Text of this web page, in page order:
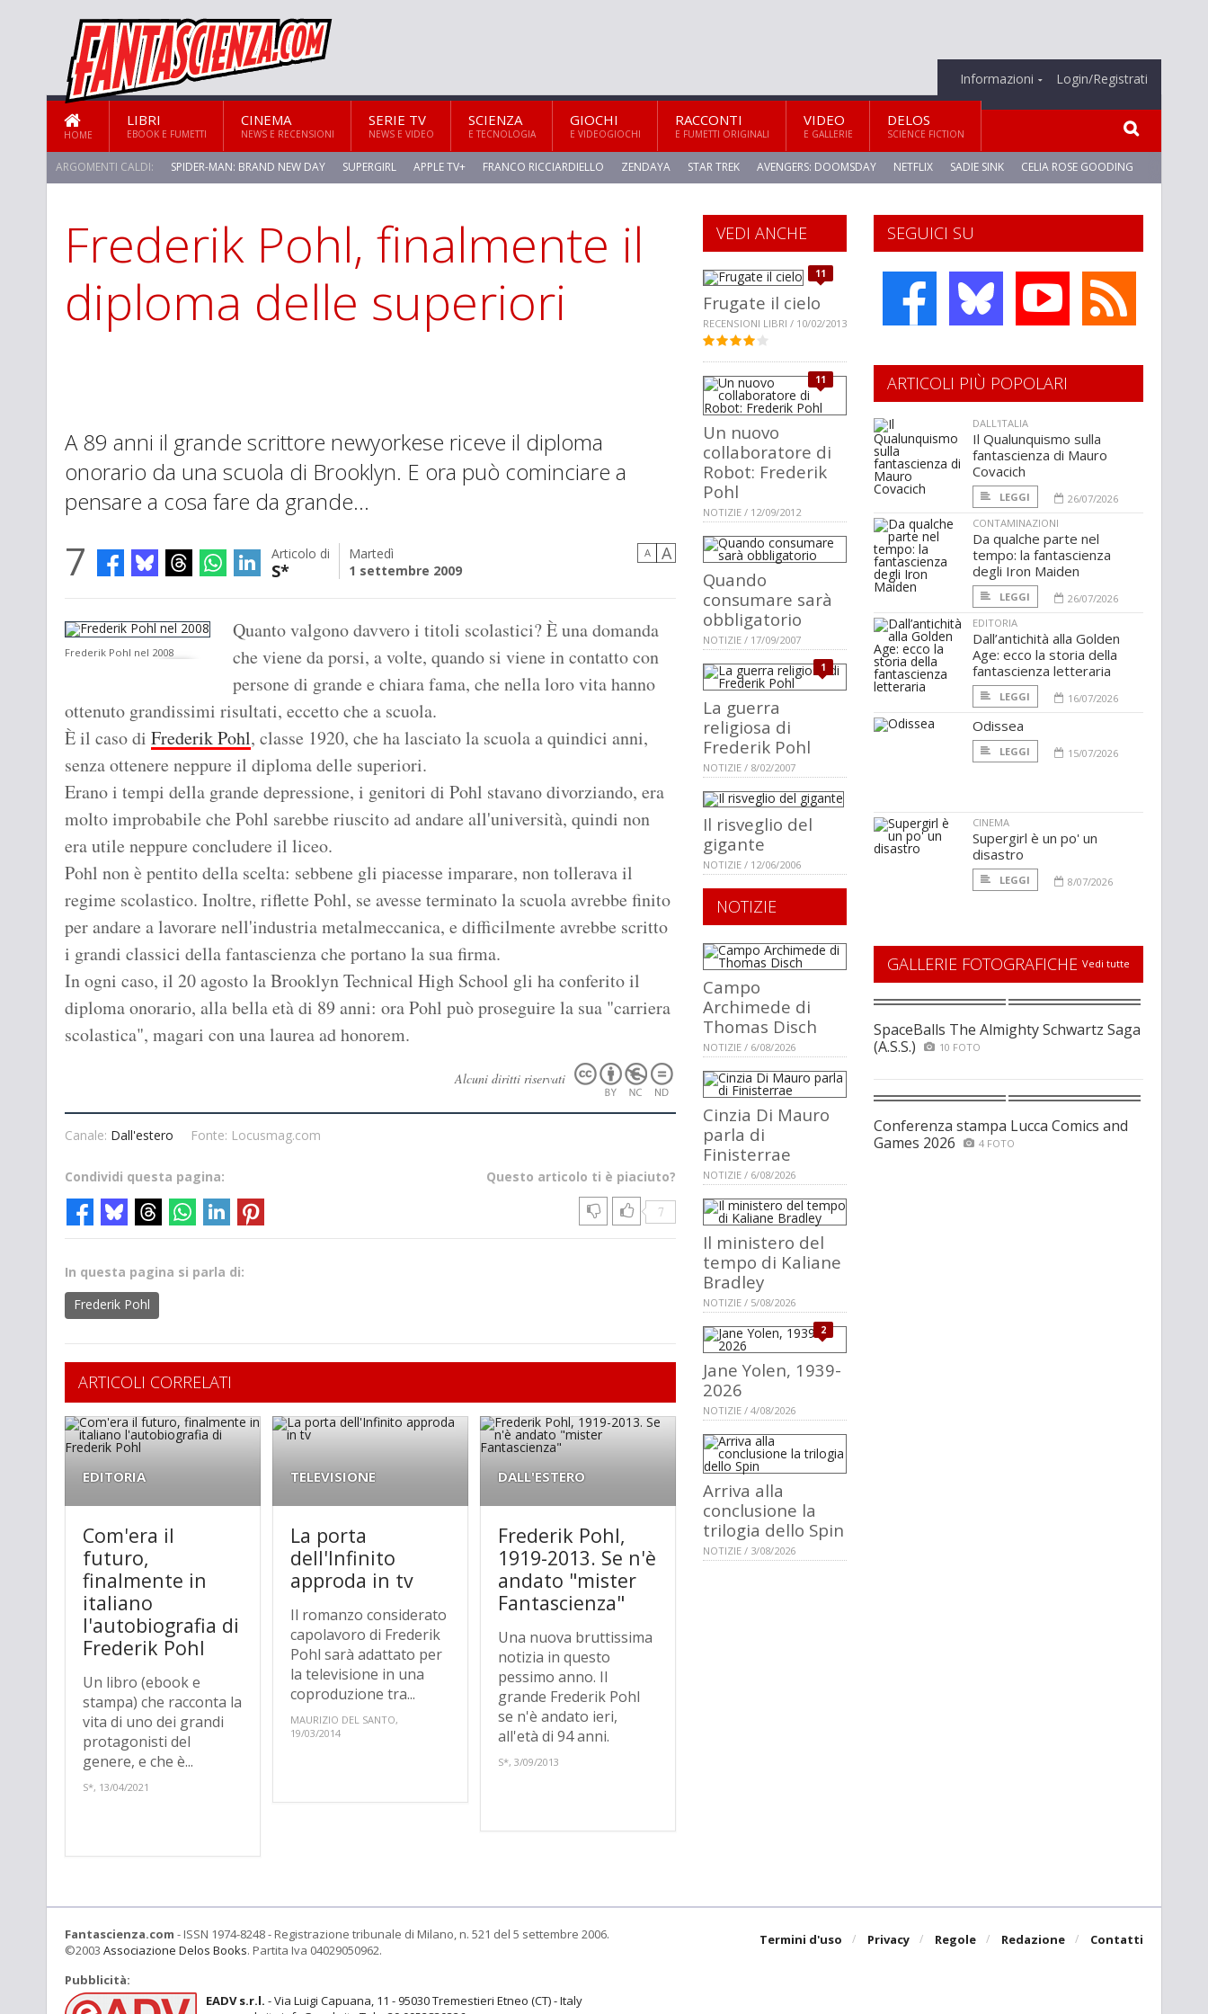
Informazioni Login/Registrati
HOME
LIBRI
EBOOK E FUMETTI
CINEMA
NEWS E RECENSIONI
SERIE TV
NEWS E VIDEO
SCIENZA
E TECNOLOGIA
GIOCHI
E VIDEOGIOCHI
RACCONTI
E FUMETTI ORIGINALI
VIDEO
E GALLERIE
DELOS
SCIENCE FICTION
ARGOMENTI CALDI: SPIDER-MAN: BRAND NEW DAY SUPERGIRL APPLE TV+ FRANCO RICCIARDIELLO ZENDAYA STAR TREK AVENGERS: DOOMSDAY NETFLIX SADIE SINK CELIA ROSE GOODING
Frederik Pohl, finalmente il
diploma delle superiori
A 89 anni il grande scrittore newyorkese riceve il diploma
onorario da una scuola di Brooklyn. E ora può cominciare a
pensare a cosa fare da grande...
7 Articolo di
S*
Martedì
1 settembre 2009
A A
Frederik Pohl nel 2008
Quanto valgono davvero i titoli scolastici? È una domanda
che viene da porsi, a volte, quando si viene in contatto con
persone di grande e chiara fama, che nella loro vita hanno
ottenuto grandissimi risultati, eccetto che a scuola.
È il caso di Frederik Pohl, classe 1920, che ha lasciato la scuola a quindici anni,
senza ottenere neppure il diploma delle superiori.
Erano i tempi della grande depressione, i genitori di Pohl stavano divorziando, era
molto improbabile che Pohl sarebbe riuscito ad andare all'università, quindi non
era utile neppure concludere il liceo.
Pohl non è pentito della scelta: sebbene gli piacesse imparare, non tollerava il
regime scolastico. Inoltre, riflette Pohl, se avesse terminato la scuola avrebbe finito
per andare a lavorare nell'industria metalmeccanica, e difficilmente avrebbe scritto
i grandi classici della fantascienza che portano la sua firma.
In ogni caso, il 20 agosto la Brooklyn Technical High School gli ha conferito il
diploma onorario, alla bella età di 89 anni: ora Pohl può proseguire la sua "carriera
scolastica", magari con una laurea ad honorem.
Alcuni diritti riservati
Canale: Dall'estero Fonte: Locusmag.com
Questo articolo ti è piaciuto?
7
Condividi questa pagina:
In questa pagina si parla di:
Frederik Pohl
ARTICOLI CORRELATI
EDITORIA
Com'era il
futuro,
finalmente in
italiano
l'autobiografia di
Frederik Pohl
Un libro (ebook e
stampa) che racconta la
vita di uno dei grandi
protagonisti del
genere, e che è...
S*, 13/04/2021
TELEVISIONE
La porta
dell'Infinito
approda in tv
Il romanzo considerato
capolavoro di Frederik
Pohl sarà adattato per
la televisione in una
coproduzione tra...
MAURIZIO DEL SANTO,
19/03/2014
DALL'ESTERO
Frederik Pohl,
1919-2013. Se n'è
andato "mister
Fantascienza"
Una nuova bruttissima
notizia in questo
pessimo anno. Il
grande Frederik Pohl
se n'è andato ieri,
all'età di 94 anni.
S*, 3/09/2013
SEGUICI SU
VEDI ANCHE
11
Frugate il cielo
RECENSIONI LIBRI / 10/02/2013
11
Un nuovo
collaboratore di
Robot: Frederik
Pohl
NOTIZIE / 12/09/2012
Quando
consumare sarà
obbligatorio
NOTIZIE / 17/09/2007
1
La guerra
religiosa di
Frederik Pohl
NOTIZIE / 8/02/2007
Il risveglio del
gigante
NOTIZIE / 12/06/2006
NOTIZIE
Campo
Archimede di
Thomas Disch
NOTIZIE / 6/08/2026
Cinzia Di Mauro
parla di
Finisterrae
NOTIZIE / 6/08/2026
Il ministero del
tempo di Kaliane
Bradley
NOTIZIE / 5/08/2026
2
Jane Yolen, 1939-
2026
NOTIZIE / 4/08/2026
Arriva alla
conclusione la
trilogia dello Spin
NOTIZIE / 3/08/2026
ARTICOLI PIÙ POPOLARI
DALL'ITALIA
Il Qualunquismo sulla
fantascienza di Mauro
Covacich
LEGGI
26/07/2026
CONTAMINAZIONI
Da qualche parte nel
tempo: la fantascienza
degli Iron Maiden
LEGGI
26/07/2026
EDITORIA
Dall’antichità alla Golden
Age: ecco la storia della
fantascienza letteraria
LEGGI 16/07/2026
Odissea
LEGGI 15/07/2026
CINEMA
Supergirl è un po' un
disastro
LEGGI 8/07/2026
GALLERIE FOTOGRAFICHE Vedi tutte
SpaceBalls The Almighty Schwartz Saga
(A.S.S.)
10 FOTO
Conferenza stampa Lucca Comics and
Games 2026
4 FOTO
Termini d'uso Privacy Regole Redazione Contatti
Fantascienza.com - ISSN 1974-8248 - Registrazione tribunale di Milano, n. 521 del 5 settembre 2006.
©2003 Associazione Delos Books. Partita Iva 04029050962.
Pubblicità:
EADV s.r.l. - Via Luigi Capuana, 11 - 95030 Tremestieri Etneo (CT) - Italy